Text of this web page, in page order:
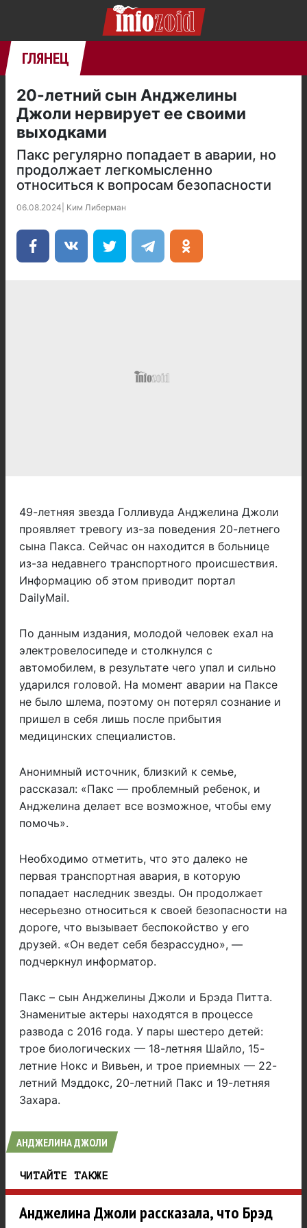
ГЛЯНЕЦ
20-летний сын Анджелины
Джоли нервирует ее своими
выходками
Пакс регулярно попадает в аварии, но
продолжает легкомысленно
относиться к вопросам безопасности
06.08.2024 Ким Либерман
49-летняя звезда Голливуда Анджелина Джоли
проявляет тревогу из-за поведения 20-летнего
сына Пакса. Сейчас он находится в больнице
из-за недавнего транспортного происшествия.
Информацию об этом приводит портал
DailyMail.
По данным издания, молодой человек ехал на
электровелосипеде и столкнулся с
автомобилем, в результате чего упал и сильно
ударился головой. На момент аварии на Паксе
не было шлема, поэтому он потерял сознание и
пришел в себя лишь после прибытия
медицинских специалистов.
Анонимный источник, близкий к семье,
рассказал: «Пакс — проблемный ребенок, и
Анджелина делает все возможное, чтобы ему
помочь».
Необходимо отметить, что это далеко не
первая транспортная авария, в которую
попадает наследник звезды. Он продолжает
несерьезно относиться к своей безопасности на
дороге, что вызывает беспокойство у его
друзей. «Он ведет себя безрассудно», —
подчеркнул информатор.
Пакс – сын Анджелины Джоли и Брэда Питта.
Знаменитые актеры находятся в процессе
развода с 2016 года. У пары шестеро детей:
трое биологических — 18-летняя Шайло, 15-
летние Нокс и Вивьен, и трое приемных — 22-
летний Мэддокс, 20-летний Пакс и 19-летняя
Захара.
АНДЖЕЛИНА ДЖОЛИ
ЧИТАЙТЕ ТАКЖЕ
Анджелина Джоли рассказала, что Брэд